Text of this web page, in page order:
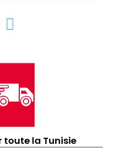
toute la Tunisie